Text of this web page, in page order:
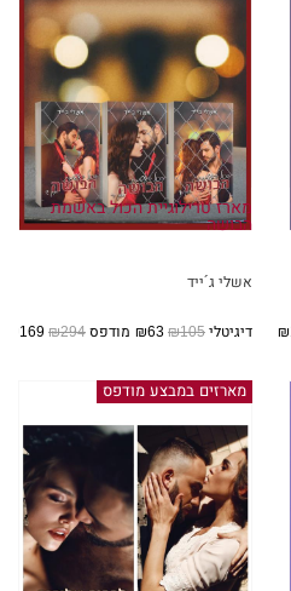
מארז טרילוגיית הכול באשמת
הבושה
אשלי ג´ייד
דיגיטלי₪105 מודפס₪294
מארזים במבצע מודפס